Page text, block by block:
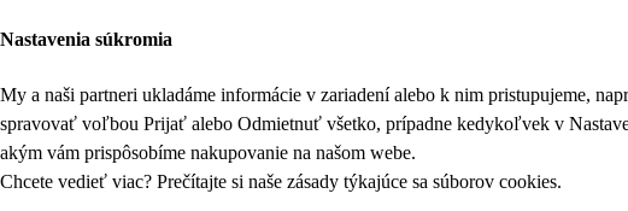
Nastavenia súkromia
My a naši partneri ukladáme informácie v zariadení alebo k nim pristupujeme,
spravovať voľbou Prijať alebo Odmietnuť všetko, prípadne kedykoľvek v
akým vám prispôsobíme nakupovanie na našom webe.
Chcete vedieť viac? Prečítajte si naše zásady týkajúce sa súborov cookies.